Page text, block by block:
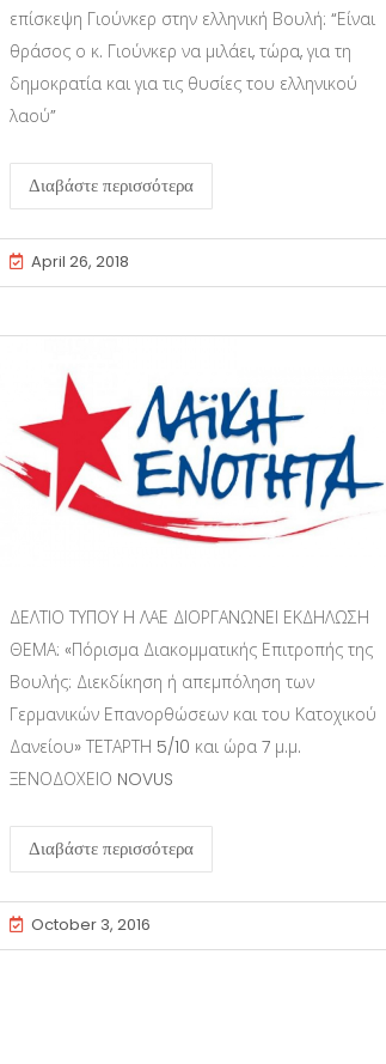
επίσκεψη Γιούνκερ στην ελληνική Βουλή: “Είναι
θράσος ο κ. Γιούνκερ να μιλάει, τώρα, για τη
δημοκρατία και για τις θυσίες του ελληνικού
λαού”
Διαβάστε περισσότερα
April 26, 2018
ΔΕΛΤΙΟ ΤΥΠΟΥ Η ΛΑΕ ΔΙΟΡΓΑΝΩΝΕΙ ΕΚΔΗΛΩΣΗ
ΘΕΜΑ: «Πόρισμα Διακομματικής Επιτροπής της
Βουλής: Διεκδίκηση ή απεμπόληση των
Γερμανικών Επανορθώσεων και του Κατοχικού
Δανείου» ΤΕΤΑΡΤΗ 5/10 και ώρα 7 μ.μ.
ΞΕΝΟΔΟΧΕΙΟ NOVUS
Διαβάστε περισσότερα
October 3, 2016